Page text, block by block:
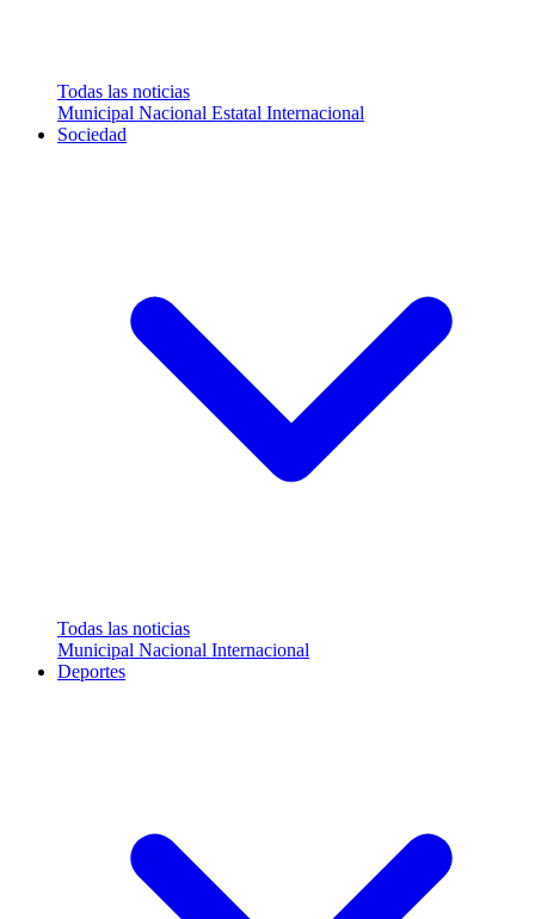
Todas las noticias
Municipal Nacional Estatal Internacional
Sociedad
Todas las noticias
Municipal Nacional Internacional
Deportes